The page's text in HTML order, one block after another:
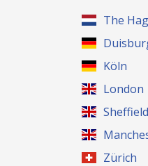
The
Köln
London
Sheffield
Zürich